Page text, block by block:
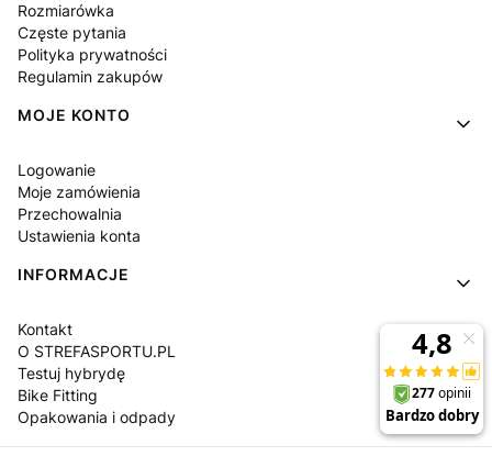
Rozmiarówka
Częste pytania
Polityka prywatności
Regulamin zakupów
MOJE KONTO
Logowanie
Moje zamówienia
Przechowalnia
Ustawienia konta
INFORMACJE
Kontakt
O STREFASPORTU.PL
Testuj hybrydę
Bike Fitting
Opakowania i odpady